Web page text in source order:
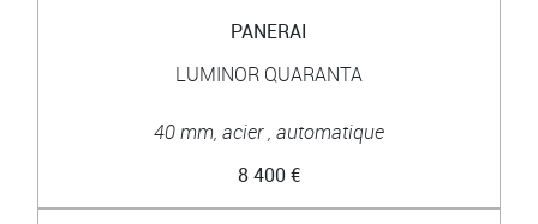
PANERAI
LUMINOR QUARANTA
40 mm, acier , automatique
8 400 €